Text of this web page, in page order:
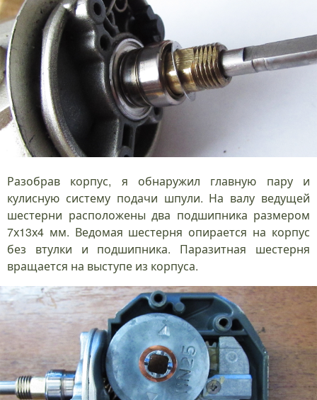
Разобрав корпус, я обнаружил главную пару и
кулисную систему подачи шпули. На валу ведущей
шестерни расположены два подшипника размером
7х13х4 мм. Ведомая шестерня опирается на корпус
без втулки и подшипника. Паразитная шестерня
вращается на выступе из корпуса.